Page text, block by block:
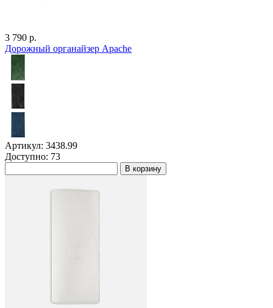
3 790 р.
Дорожный органайзер Apache
Артикул: 3438.99
Доступно: 73
В корзину